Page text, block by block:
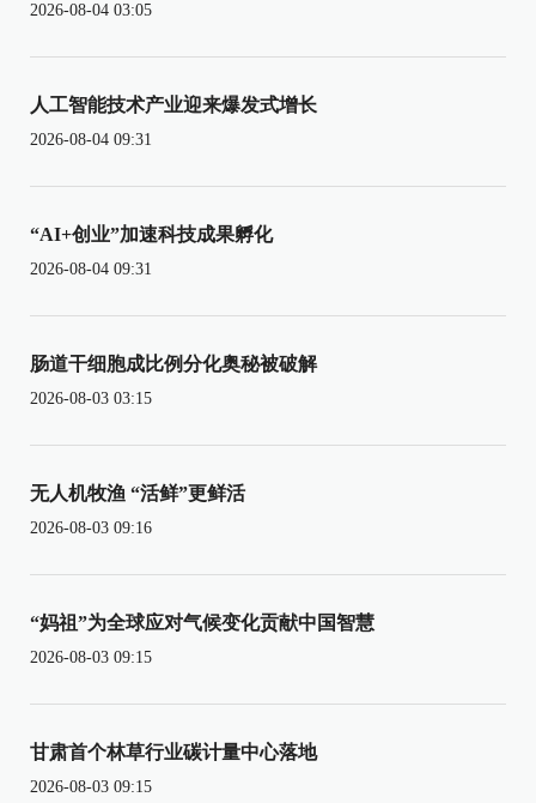
2026-08-04 03:05
人工智能技术产业迎来爆发式增长
2026-08-04 09:31
“AI+创业”加速科技成果孵化
2026-08-04 09:31
肠道干细胞成比例分化奥秘被破解
2026-08-03 03:15
无人机牧渔 “活鲜”更鲜活
2026-08-03 09:16
“妈祖”为全球应对气候变化贡献中国智慧
2026-08-03 09:15
甘肃首个林草行业碳计量中心落地
2026-08-03 09:15